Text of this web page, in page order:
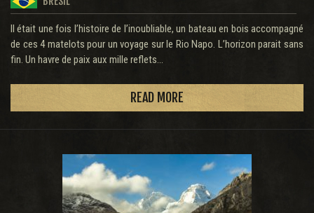
Il était une fois l’histoire de l’inoubliable, un bateau en bois accompagné
de ces 4 matelots pour un voyage sur le Rio Napo. L’horizon parait sans
fin. Un havre de paix aux mille reflets...
READ MORE